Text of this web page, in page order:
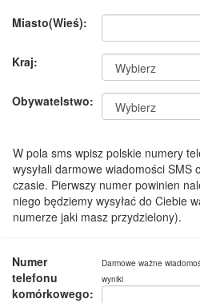
Miasto(Wieś):
Kraj:
Obywatelstwo:
W pola sms wpisz polskie numery
wysyłali darmowe wiadomości SMS
czasie. Pierwszy numer powinien
niego będziemy wysyłać do Ciebie
numerze jaki masz przydzielony).
Numer
telefonu
komórkowego:
Darmowe ważne
wyniki